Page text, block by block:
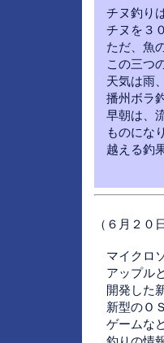
チヌ釣り
チヌを３
ただ、魚
この三つ
天気は雨
播州ボラ
早朝は、
ものにな
越える釣
（６月２０
マイクロ
アップル
開発した
新型のＯ
ゲームな